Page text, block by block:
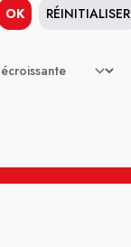
OK RÉINITIALISER